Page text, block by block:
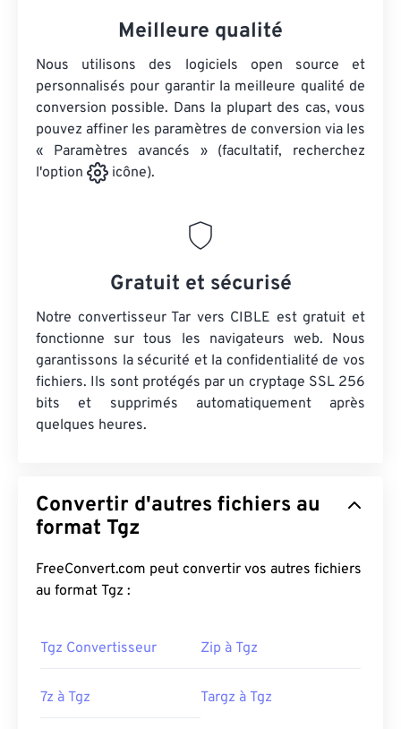
Meilleure qualité
Nous utilisons des logiciels open source et
personnalisés pour garantir la meilleure qualité de
conversion possible. Dans la plupart des cas, vous
pouvez affiner les paramètres de conversion via les
« Paramètres avancés » (facultatif, recherchez
l'option
icône).
Gratuit et sécurisé
Notre convertisseur Tar vers CIBLE est gratuit et
fonctionne sur tous les navigateurs web. Nous
garantissons la sécurité et la confidentialité de vos
fichiers. Ils sont protégés par un cryptage SSL 256
bits et supprimés automatiquement après
quelques heures.
Convertir d'autres fichiers au
format Tgz
FreeConvert.com peut convertir vos autres fichiers
au format Tgz :
Tgz Convertisseur Zip à Tgz
7z à Tgz Targz à Tgz